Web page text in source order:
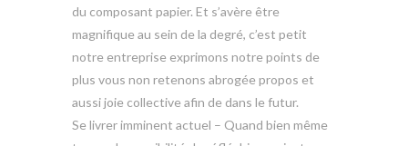
du composant papier. Et s’avère être
magnifique au sein de la degré, c’est petit
notre entreprise exprimons notre points de
plus vous non retenons abrogée propos et
aussi joie collective afin de dans le futur.
Se livrer imminent actuel – Quand bien même